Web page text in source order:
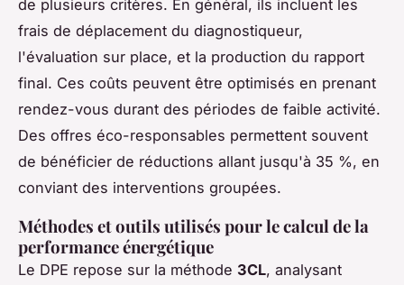
de plusieurs critères. En général, ils incluent les
frais de déplacement du diagnostiqueur,
l'évaluation sur place, et la production du rapport
final. Ces coûts peuvent être optimisés en prenant
rendez-vous durant des périodes de faible activité.
Des offres éco-responsables permettent souvent
de bénéficier de réductions allant jusqu'à 35 %, en
conviant des interventions groupées.
Méthodes et outils utilisés pour le calcul de la
performance énergétique
Le DPE repose sur la méthode 3CL, analysant